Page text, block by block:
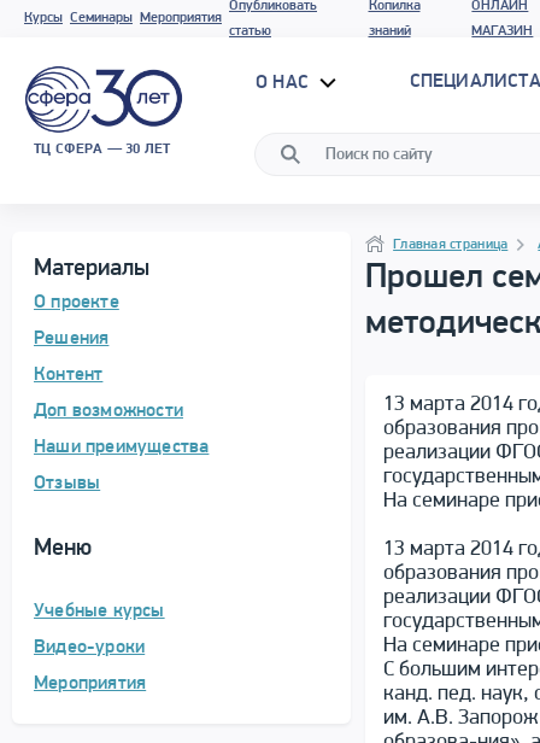
Курсы Семинары Мероприятия
Опубликовать
статью
Копилка
знаний
ОНЛАЙН
МАГАЗИН
ТЦ СФЕРА — 30 ЛЕТ
О НАС
Материалы
О проекте
Решения
Контент
Доп возможности
Наши преимущества
Отзывы
Меню
Учебные курсы
Видео-уроки
Мероприятия
Программа материала
Навигация
НавигацияГлавная страница
Прошел
13 марта 2014
образования
реализации
На семинаре
13 марта 2014
образования
реализации
На семинаре
С большим
канд. пед. наук,
им. А.В.